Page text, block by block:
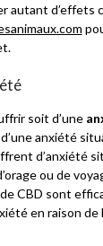
autant d’effets
soit d’une
anxiété
d’anxiété
ou de
CBD sont
en raison